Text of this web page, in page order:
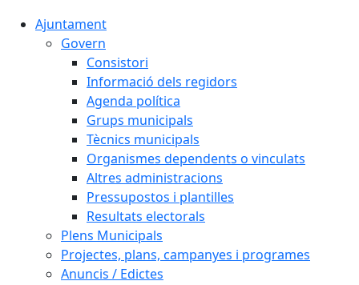
Ajuntament
Govern
Consistori
Informació dels regidors
Agenda política
Grups municipals
Tècnics municipals
Organismes dependents o vinculats
Altres administracions
Pressupostos i plantilles
Resultats electorals
Plens Municipals
Projectes, plans, campanyes i programes
Anuncis / Edictes